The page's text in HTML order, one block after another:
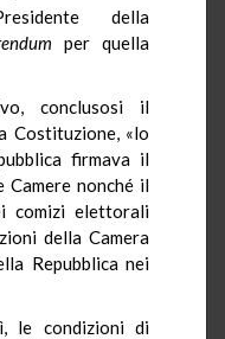
della
per quella
conclusosi il
Costituzione, «lo
firmava il
nonché il
comizi elettorali
della Camera
Repubblica nei
le condizioni di